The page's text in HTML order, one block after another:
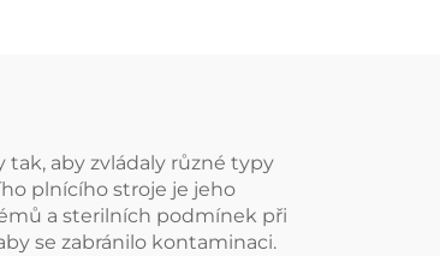
tak, aby zvládaly různé typy
plnícího stroje je jeho
a sterilních podmínek při
se zabránilo kontaminaci.